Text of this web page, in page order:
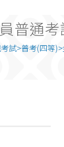
普通
試>普考(四等